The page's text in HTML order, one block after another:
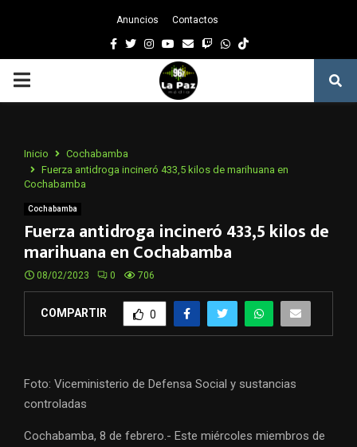
Anuncios Contactos
Facebook
TwitterInstagram
Youtube
EmailTwitchWhatsapp
PRIMARY
Inicio
Cochabamba
Fuerza antidroga incineró 433,5 kilos de marihuana en
Cochabamba
Cochabamba
Fuerza antidroga incineró 433,5 kilos de
marihuana en Cochabamba
08/02/2023 0 706
COMPARTIR 0
Foto: Viceministerio de Defensa Social y sustancias
controladas
Cochabamba, 8 de febrero.- Este miércoles miembros de